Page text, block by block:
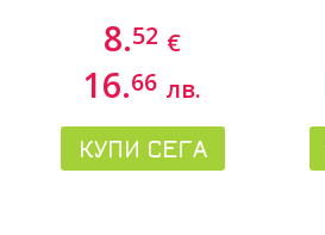
8.52 €
16.66 лв.
КУПИ СЕГА